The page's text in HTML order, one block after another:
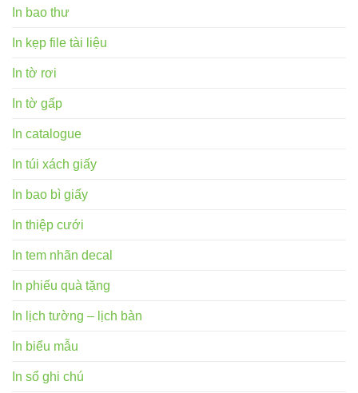
In bao thư
In kẹp file tài liệu
In tờ rơi
In tờ gấp
In catalogue
In túi xách giấy
In bao bì giấy
In thiệp cưới
In tem nhãn decal
In phiếu quà tặng
In lịch tường – lịch bàn
In biểu mẫu
In sổ ghi chú